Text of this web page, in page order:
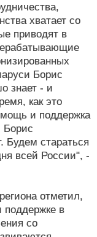
хватает со
приводят в
Борис
знает - и
как это
и поддержка
Борис
Будем стараться
всей России", -
отметил,
поддержке в
со